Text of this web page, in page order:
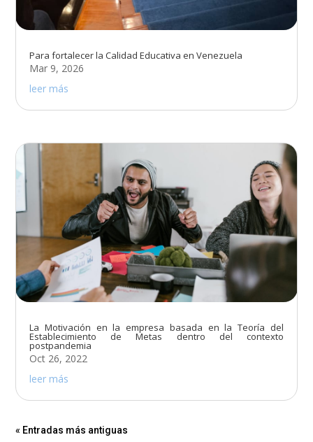
Para fortalecer la Calidad Educativa en Venezuela
Mar 9, 2026
leer más
La Motivación en la empresa basada en la Teoría del
Establecimiento de Metas dentro del contexto
postpandemia
Oct 26, 2022
leer más
« Entradas más antiguas